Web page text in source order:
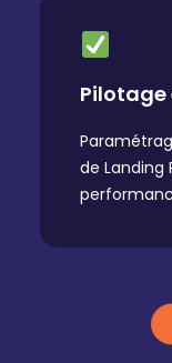
de Landing